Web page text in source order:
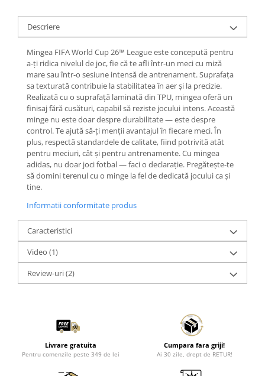
Descriere
Mingea FIFA World Cup 26™ League este concepută pentru
a-ți ridica nivelul de joc, fie că te afli într-un meci cu miză
mare sau într-o sesiune intensă de antrenament. Suprafața
sa texturată contribuie la stabilitatea în aer și la precizie.
Realizată cu o suprafață laminată din TPU, mingea oferă un
finisaj fără cusături, capabil să reziste jocului intens. Această
minge nu este doar despre durabilitate — este despre
control. Te ajută să-ți menții avantajul în fiecare meci. În
plus, respectă standardele de calitate, fiind potrivită atât
pentru meciuri, cât și pentru antrenamente. Cu mingea
adidas, nu doar joci fotbal — faci o declarație. Pregătește-te
să domini terenul cu o minge la fel de dedicată jocului ca și
tine.
Informatii conformitate produs
Caracteristici
Video (1)
Review-uri(2)
Livrare gratuita
Pentru comenzile peste 349 de lei
Cumpara fara griji!
Ai 30 zile, drept de RETUR!